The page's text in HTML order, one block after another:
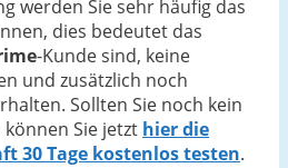
werden Sie sehr häufig das
dies bedeutet das
-Kunde sind, keine
und zusätzlich noch
Sollten Sie noch kein
Sie jetzt hier die
30 Tage kostenlos testen.